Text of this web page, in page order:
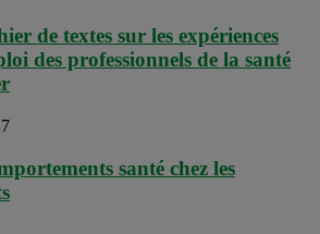
de textes sur les expériences
des professionnels de la santé
santé chez les